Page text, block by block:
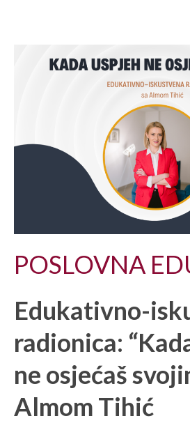
POSLOVNA
Edukativno-
radionica:
ne osjećaš
Almom Tihić